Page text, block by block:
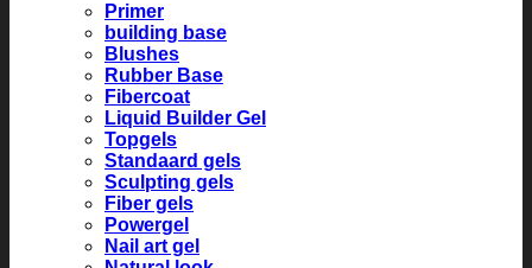
Primer
building base
Blushes
Rubber Base
Fibercoat
Liquid Builder Gel
Topgels
Standaard gels
Sculpting gels
Fiber gels
Powergel
Nail art gel